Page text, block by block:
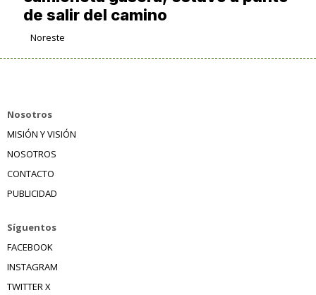
de salir del camino
Noreste
Nosotros
MISIÓN Y VISIÓN
NOSOTROS
CONTACTO
PUBLICIDAD
Síguentos
FACEBOOK
INSTAGRAM
TWITTER X